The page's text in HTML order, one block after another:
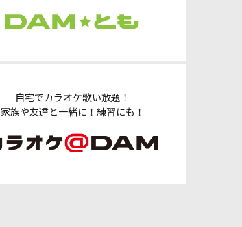
自宅でカラオケ歌い放題！
家族や友達と一緒に！練習にも！